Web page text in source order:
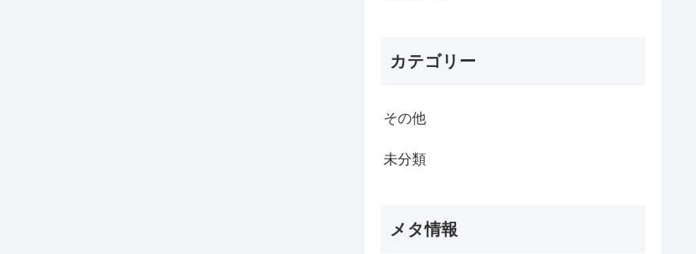
カテゴリー
その他
未分類
メタ情報